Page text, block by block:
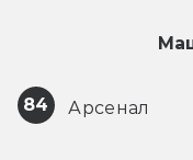
84 Арсенал